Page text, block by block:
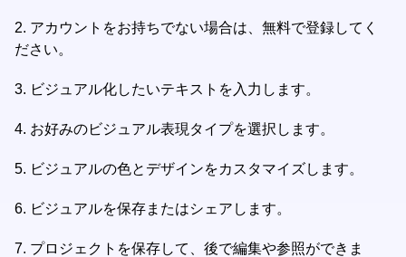
2. アカウントをお持ちでない場合は、無料で登録してく
ださい。
3. ビジュアル化したいテキストを入力します。
4. お好みのビジュアル表現タイプを選択します。
5. ビジュアルの色とデザインをカスタマイズします。
6. ビジュアルを保存またはシェアします。
7. プロジェクトを保存して、後で編集や参照ができま